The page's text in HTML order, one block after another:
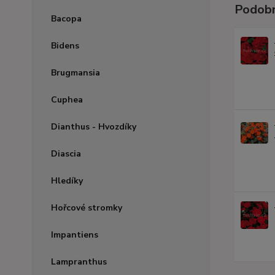
Bacopa
Bidens
Brugmansia
Cuphea
Dianthus - Hvozdíky
Diascia
Hledíky
Hořcové stromky
Impantiens
Lampranthus